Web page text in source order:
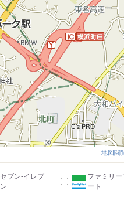
地図閲
セブン-イレブ
ン
ファミリー
ート